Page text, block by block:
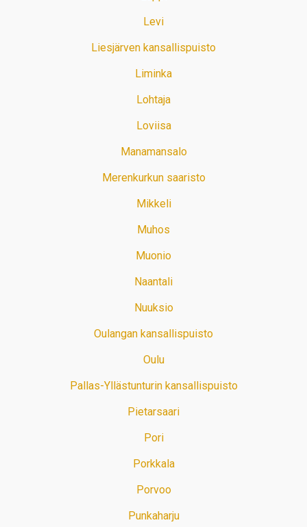
Levi
Liesjärven kansallispuisto
Liminka
Lohtaja
Loviisa
Manamansalo
Merenkurkun saaristo
Mikkeli
Muhos
Muonio
Naantali
Nuuksio
Oulangan kansallispuisto
Oulu
Pallas-Yllästunturin kansallispuisto
Pietarsaari
Pori
Porkkala
Porvoo
Punkaharju